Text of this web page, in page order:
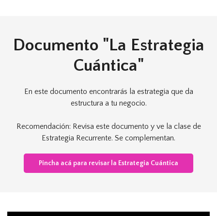
Documento "La Estrategia
Cuántica"
En este documento encontrarás la estrategia que da
estructura a tu negocio.
Recomendación: Revisa este documento y ve la clase de
Estrategia Recurrente. Se complementan.
Pincha acá para revisar la Estrategia Cuántica